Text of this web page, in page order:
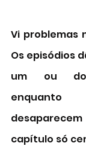
Vi problemas
Os episódios
um ou
capítulo só